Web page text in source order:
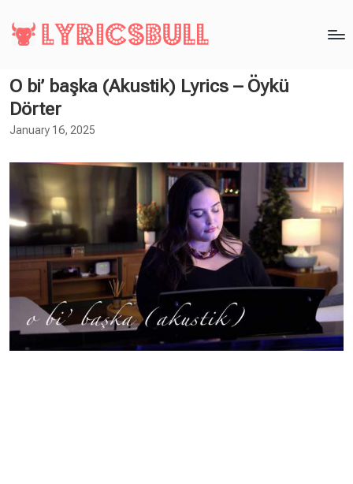
O bi’ başka (Akustik) Lyrics – Öykü
Dörter
January 16, 2025